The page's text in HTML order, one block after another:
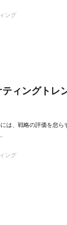
ング
ィングトレ
は、戦略の評価を怠ら
ング